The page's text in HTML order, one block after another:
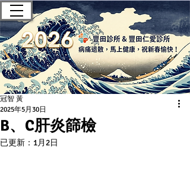
豐田診所 — 肝膽腸胃科｜無痛腸
胃鏡｜健康檢查
B、C肝炎篩檢
冠智 黃
2025年5月30日
已更新： 1月2日